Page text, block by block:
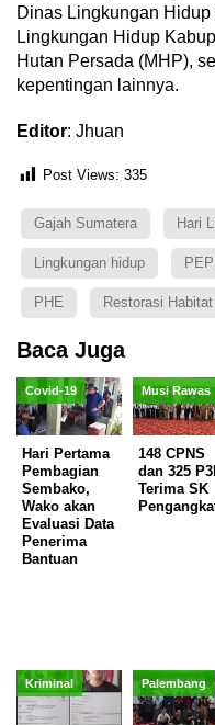
Dinas Lingkungan
Lingkungan Hidup
Hutan Persada (MHP),
kepentingan lainnya.
Editor: Jhuan
Post Views: 335
Gajah Sumatera Hari
Lingkungan hidup
PHE Restorasi Habitat
Baca Juga
Covid-19
Hari Pertama
Pembagian
Sembako,
Wako akan
Evaluasi Data
Penerima
Bantuan
Musi Rawas
148 CPNS
dan 325
Terima SK
Kriminal Palembang